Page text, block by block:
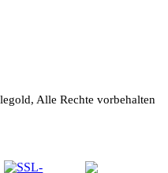
Alle Rechte vorbehalten